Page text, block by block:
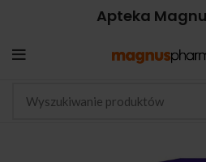
Apteka